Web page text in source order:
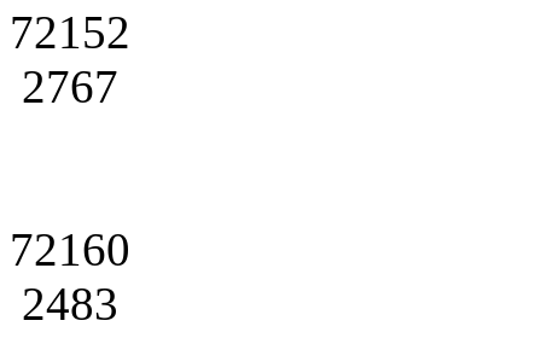
72152
2767
72160
2483